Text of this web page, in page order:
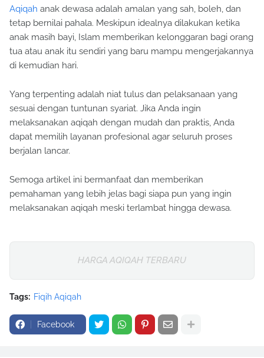
Aqiqah anak dewasa adalah amalan yang sah, boleh, dan
tetap bernilai pahala. Meskipun idealnya dilakukan ketika
anak masih bayi, Islam memberikan kelonggaran bagi orang
tua atau anak itu sendiri yang baru mampu mengerjakannya
di kemudian hari.
Yang terpenting adalah niat tulus dan pelaksanaan yang
sesuai dengan tuntunan syariat. Jika Anda ingin
melaksanakan aqiqah dengan mudah dan praktis, Anda
dapat memilih layanan profesional agar seluruh proses
berjalan lancar.
Semoga artikel ini bermanfaat dan memberikan
pemahaman yang lebih jelas bagi siapa pun yang ingin
melaksanakan aqiqah meski terlambat hingga dewasa.
HARGA AQIQAH TERBARU
Tags: Fiqih Aqiqah
Facebook